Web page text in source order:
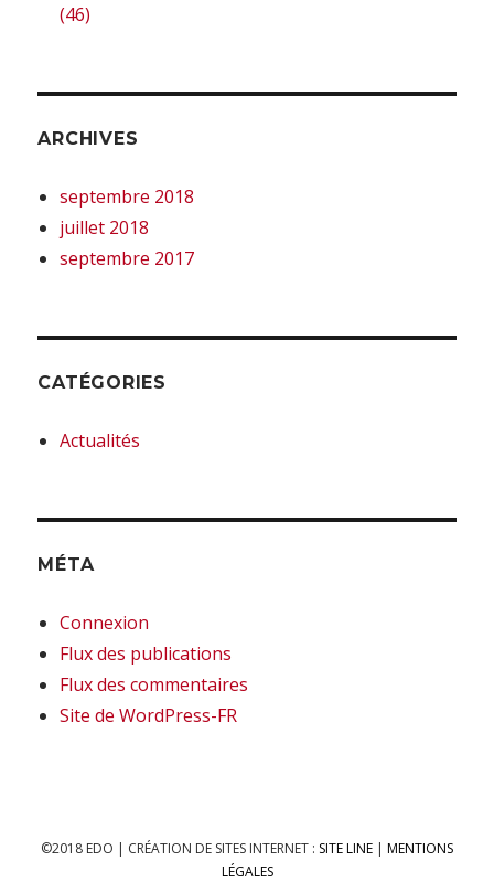
(46)
ARCHIVES
septembre 2018
juillet 2018
septembre 2017
CATÉGORIES
Actualités
MÉTA
Connexion
Flux des publications
Flux des commentaires
Site de WordPress-FR
©2018 EDO | CRÉATION DE SITES INTERNET : SITE LINE | MENTIONS
LÉGALES